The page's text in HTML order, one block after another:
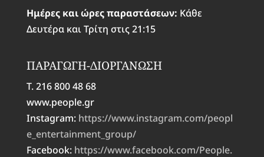
Ημέρες και ώρες παραστάσεων: Κάθε
Δευτέρα και Τρίτη στις 21:15
ΠΑΡΑΓΩΓΗ-ΔΙΟΡΓΑΝΩΣΗ
Τ. 216 800 48 68
www.people.gr
Instagram: https://www.instagram.com/peopl
e_entertainment_group/
Facebook: https://www.facebook.com/People.